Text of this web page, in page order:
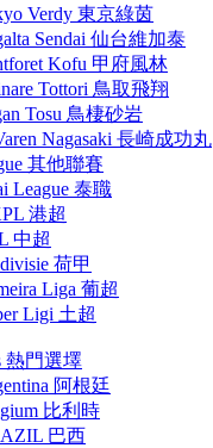
Verdy 東京綠茵
Sendai 仙台維加泰
Kofu 甲府風林
Tottori 鳥取飛翔
Tosu 鳥棲砂岩
Nagasaki 長崎成功丸
其他聯賽
League 泰職
港超
中超
荷甲
Liga 葡超
Ligi 土超
熱門選墿
阿根廷
比利時
巴西